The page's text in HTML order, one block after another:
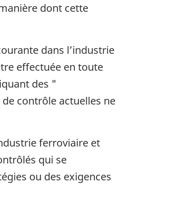
dont cette
dans l’industrie
effectuée en toute
des "
contrôle actuelles ne
ferroviaire et
qui se
ou des exigences